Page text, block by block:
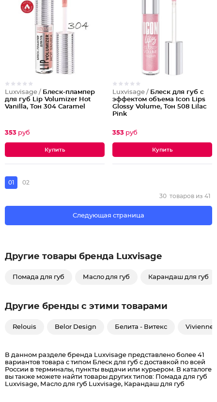
Luxvisage / Блеск-плампер
для губ Lip Volumizer Hot
Vanilla, Тон 304 Caramel
353 руб
Luxvisage / Блеск для губ с
эффектом объема Icon Lips
Glossy Volume, Тон 508 Lilac
Pink
353 руб
01 02
Следующая страница
30 товаров из 41
Другие товары бренда Luxvisage
Помада для губ Масло для губ Карандаш для губ
Другие бренды с этими товарами
Relouis Belor Design Белита - Витекс Vivienne
В данном разделе бренда Luxvisage представлено более 41
вариантов товара с типом Блеск для губ c доставкой по всей
России в терминалы, пункты выдачи или курьером. В каталоге
вы также можете найти товары других типов: Помада для губ
Luxvisage, Масло для губ Luxvisage, Карандаш для губ